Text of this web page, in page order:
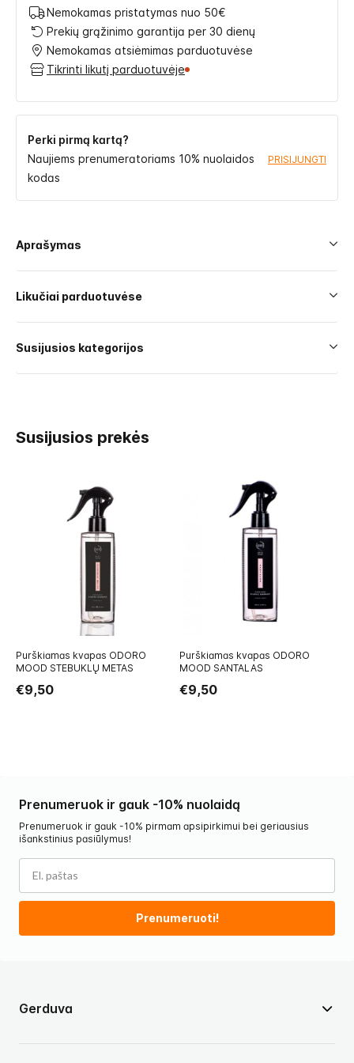
Nemokamas pristatymas nuo 50€
Prekių grąžinimo garantija per 30 dienų
Nemokamas atsiėmimas parduotuvėse
Tikrinti likutį parduotuvėje
Perki pirmą kartą?
Naujiems prenumeratoriams 10% nuolaidos
kodas
PRISIJUNGTI
Aprašymas
Likučiai parduotuvėse
Susijusios kategorijos
Susijusios prekės
Purškiamas kvapas ODORO
MOOD STEBUKLŲ METAS
€9,50
Purškiamas kvapas ODORO
MOOD SANTALAS
€9,50
Gerduva
Prenumeruok ir gauk -10% nuolaidą
Prenumeruok ir gauk -10% pirmam apsipirkimui bei geriausius
išankstinius pasiūlymus!
Prenumeruoti!